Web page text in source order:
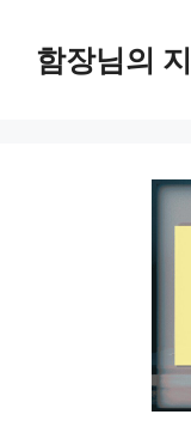
함장님의